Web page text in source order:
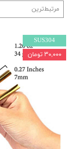
مرتبط‌ترین
SUS304
۳۰,۰۰۰ تومان